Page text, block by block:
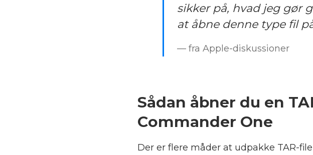
sikker på, hvad jeg gør
at åbne denne type fil
— fra Apple-diskussioner
Sådan åbner du en
Commander One
Der er flere måder at udpakke TAR-